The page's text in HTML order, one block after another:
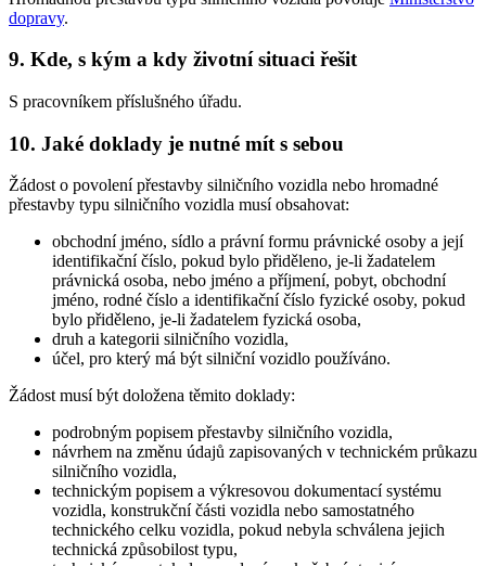
dopravy.
9. Kde, s kým a kdy životní situaci řešit
S pracovníkem příslušného úřadu.
10. Jaké doklady je nutné mít s sebou
Žádost o povolení přestavby silničního vozidla nebo hromadné
přestavby typu silničního vozidla musí obsahovat:
obchodní jméno, sídlo a právní formu právnické osoby a její
identifikační číslo, pokud bylo přiděleno, je-li žadatelem
právnická osoba, nebo jméno a příjmení, pobyt, obchodní
jméno, rodné číslo a identifikační číslo fyzické osoby, pokud
bylo přiděleno, je-li žadatelem fyzická osoba,
druh a kategorii silničního vozidla,
účel, pro který má být silniční vozidlo používáno.
Žádost musí být doložena těmito doklady:
podrobným popisem přestavby silničního vozidla,
návrhem na změnu údajů zapisovaných v technickém průkazu
silničního vozidla,
technickým popisem a výkresovou dokumentací systému
vozidla, konstrukční části vozidla nebo samostatného
technického celku vozidla, pokud nebyla schválena jejich
technická způsobilost typu,